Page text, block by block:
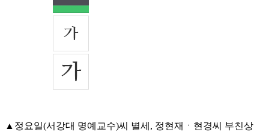
▲정요일(서강대 명예교수)씨 별세, 정현재ㆍ현경씨 부친상